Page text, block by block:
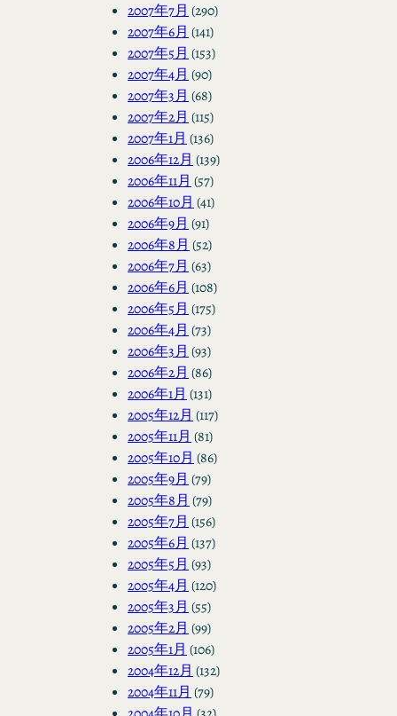
2007年7月 (290)
2007年6月 (141)
2007年5月 (153)
2007年4月 (90)
2007年3月 (68)
2007年2月 (115)
2007年1月 (136)
2006年12月 (139)
2006年11月 (57)
2006年10月 (41)
2006年9月 (91)
2006年8月 (52)
2006年7月 (63)
2006年6月 (108)
2006年5月 (175)
2006年4月 (73)
2006年3月 (93)
2006年2月 (86)
2006年1月 (131)
2005年12月 (117)
2005年11月 (81)
2005年10月 (86)
2005年9月 (79)
2005年8月 (79)
2005年7月 (156)
2005年6月 (137)
2005年5月 (93)
2005年4月 (120)
2005年3月 (55)
2005年2月 (99)
2005年1月 (106)
2004年12月 (132)
2004年11月 (79)